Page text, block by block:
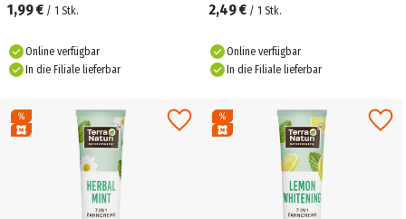
1,99 € / 1 Stk.
Online verfügbar
In die Filiale lieferbar
2,49 € / 1 Stk.
Online verfügbar
In die Filiale lieferbar